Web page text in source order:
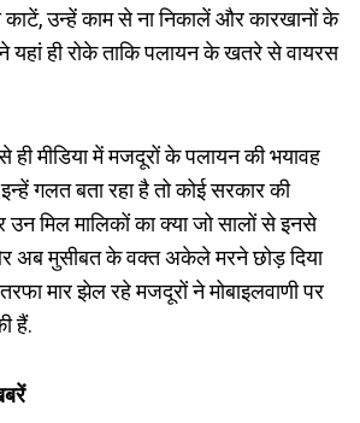
काटें, उन्हें काम से ना निकालें और कारखानों के
यहां ही रोके ताकि पलायन के खतरे से वायरस
मीडिया में मजदूरों के पलायन की भयावह
गलत बता रहा है तो कोई सरकार की
उन मिल मालिकों का क्या जो सालों से इनसे
अब मुसीबत के वक्त अकेले मरने छोड़ दिया
मार झेल रहे मजदूरों ने मोबाइलवाणी पर
हैं.